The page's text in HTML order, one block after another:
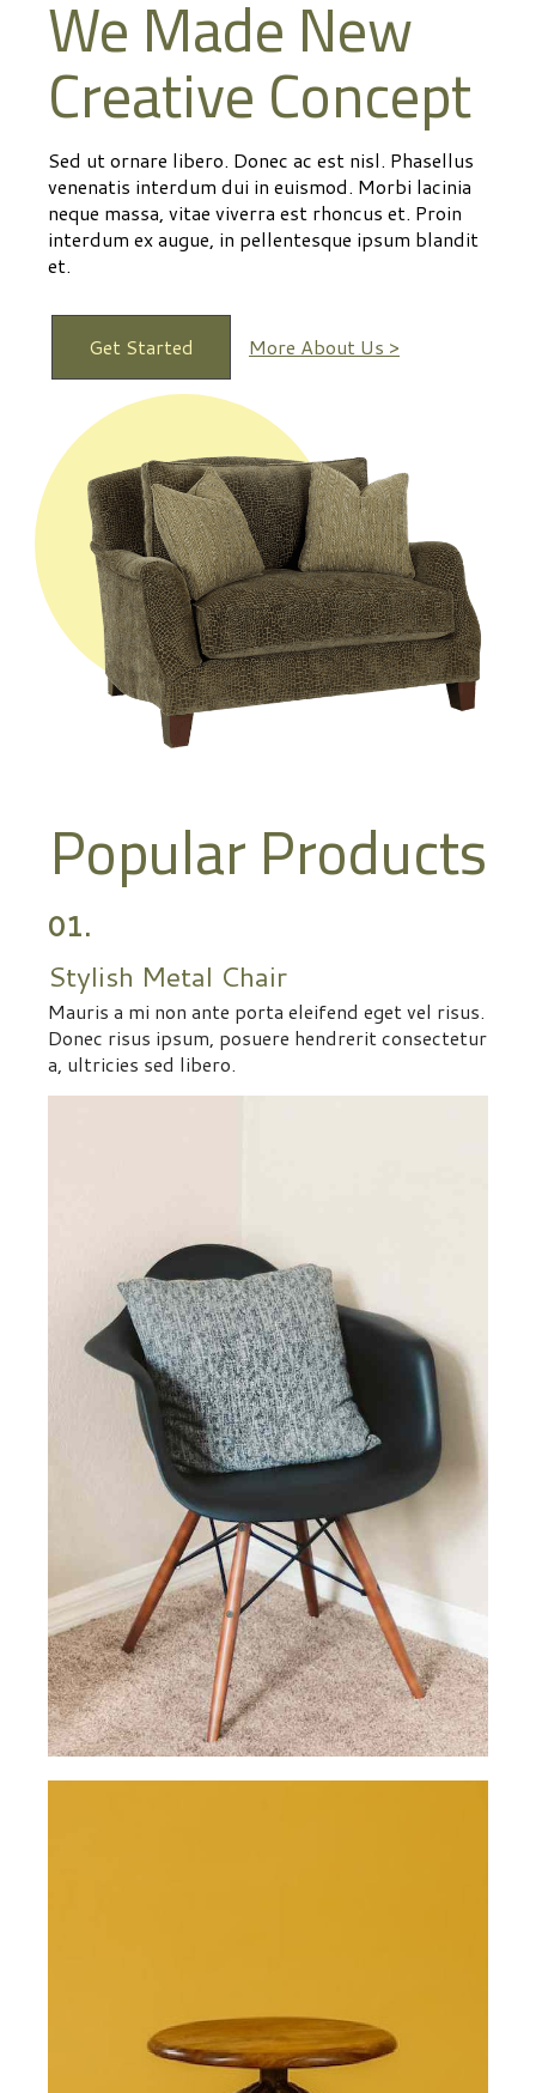
We Made New
Creative Concept
Sed ut ornare libero. Donec ac est nisl. Phasellus
venenatis interdum dui in euismod. Morbi lacinia
neque massa, vitae viverra est rhoncus et. Proin
interdum ex augue, in pellentesque ipsum blandit
et.
Get Started More About Us >
Popular Products
01.
Stylish Metal Chair
Mauris a mi non ante porta eleifend eget vel risus.
Donec risus ipsum, posuere hendrerit consectetur
a, ultricies sed libero.